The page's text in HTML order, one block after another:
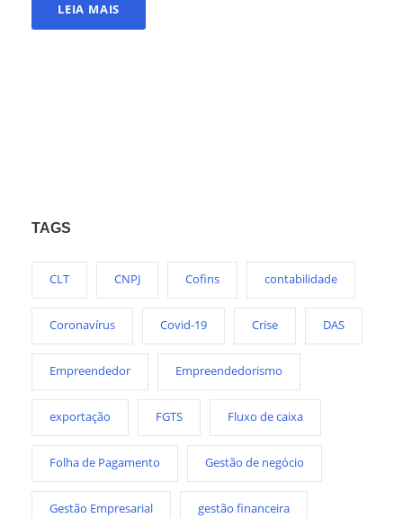
LEIA MAIS
TAGS
CLT CNPJ Cofins contabilidade
Coronavírus Covid-19 Crise DAS
Empreendedor Empreendedorismo
exportação FGTS Fluxo de caixa
Folha de Pagamento Gestão de negócio
Gestão Empresarial gestão financeira